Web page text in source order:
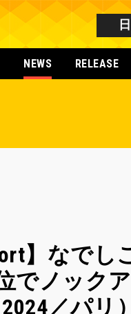
NEWS RELEASE
】なで
でノック
／パリ